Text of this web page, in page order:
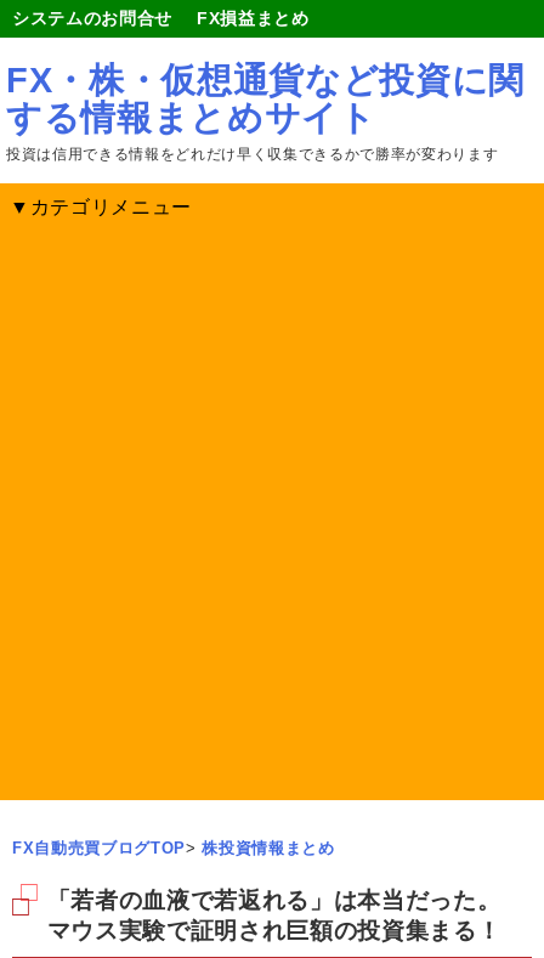
システムのお問合せ FX損益まとめ
FX・株・仮想通貨など投資に関
する情報まとめサイト
投資は信用できる情報をどれだけ早く収集できるかで勝率が変わります
▼カテゴリメニュー
FX自動売買ブログTOP> 株投資情報まとめ
「若者の血液で若返れる」は本当だった。
マウス実験で証明され巨額の投資集まる！